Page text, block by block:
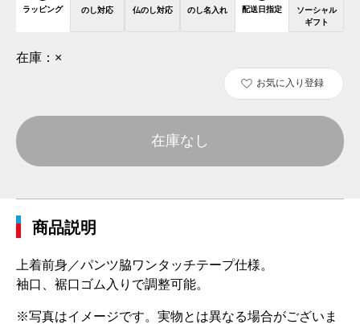
ラッピング のし対応 仏のし対応 のし名入れ 配送日指定
ソーシャル
ギフト
在庫： ×
お気に入り登録
在庫なし
商品説明
上着前身／パンツ脇ワンタッチテープ仕様。
袖口、裾口ゴム入りで調整可能。
※写真はイメージです。実物とは異なる場合がございま